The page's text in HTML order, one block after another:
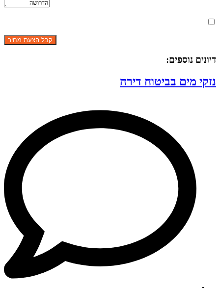
דיונים נוספים:
נזקי מים בביטוח דירה